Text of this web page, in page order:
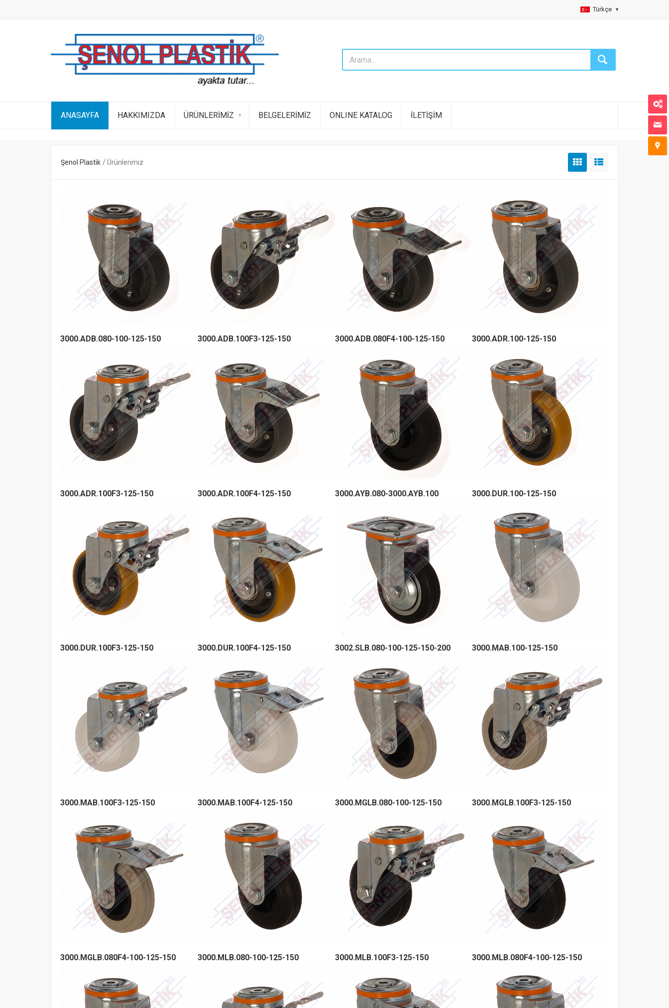
Türkçe
ANASAYFA HAKKIMIZDA ÜRÜNLERİMİZ BELGELERİMİZ ONLINE KATALOG İLETİŞİM
Şenol Plastik Ürünlerimiz
3000.ADB.080-100-125-150 3000.ADB.100F3-125-150 3000.ADB.080F4-100-125-150 3000.ADR.100-125-150
3000.ADR.100F3-125-150 3000.ADR.100F4-125-150 3000.AYB.080-3000.AYB.100 3000.DUR.100-125-150
3000.DUR.100F3-125-150 3000.DUR.100F4-125-150 3002.SLB.080-100-125-150-200 3000.MAB.100-125-150
3000.MAB.100F3-125-150 3000.MAB.100F4-125-150 3000.MGLB.080-100-125-150 3000.MGLB.100F3-125-150
3000.MGLB.080F4-100-125-150 3000.MLB.080-100-125-150 3000.MLB.100F3-125-150 3000.MLB.080F4-100-125-150